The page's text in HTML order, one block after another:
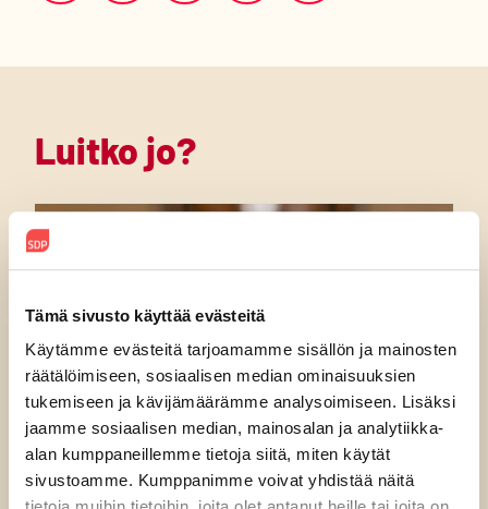
Tämä sivusto käyttää evästeitä
Käytämme evästeitä tarjoamamme sisällön ja mainosten
räätälöimiseen, sosiaalisen median ominaisuuksien
tukemiseen ja kävijämäärämme analysoimiseen. Lisäksi
jaamme sosiaalisen median, mainosalan ja analytiikka-
alan kumppaneillemme tietoja siitä, miten käytät
sivustoamme. Kumppanimme voivat yhdistää näitä
Luitko jo?